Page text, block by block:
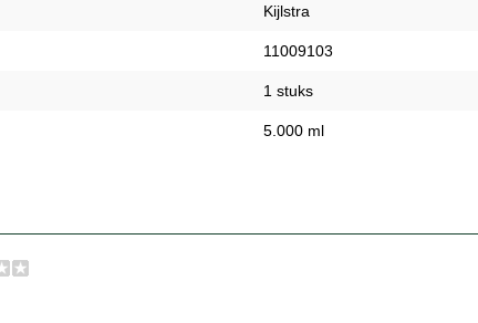
Kijlstra
11009103
1 stuks
5.000 ml